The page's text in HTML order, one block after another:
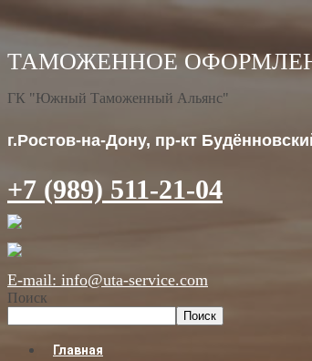
ГК "Южный Таможенный Альянс"
г.Ростов-на-Дону, пр-кт
+7 (989) 511-21-04
E-mail: info@uta-service.com
Поиск
Поиск
Главная